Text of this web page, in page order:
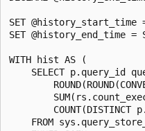
SET @history_start_time =
SET @history_end_time =
WITH hist AS (
SELECT p.query_id
COUNT(DISTINCT
FROM